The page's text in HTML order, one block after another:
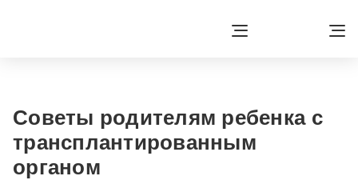
Советы родителям ребенка с
трансплантированным
органом